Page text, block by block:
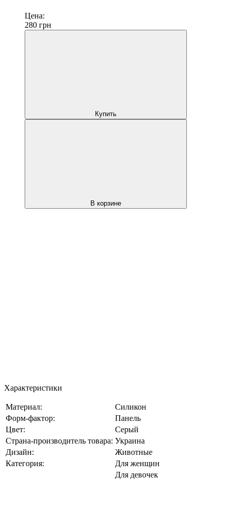
Цена:
280 грн
Купить
В корзине
Характеристики
Материал:
Силикон
Форм-фактор:
Панель
Цвет:
Серый
Страна-производитель товара: Украина
Дизайн:
Животные
Категория:
Для женщин
Для девочек